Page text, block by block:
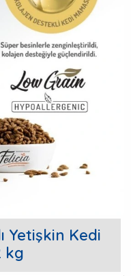
Yetişkin Kedi
kg